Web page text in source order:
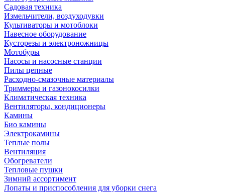
Садовая техника
Измельчители, воздуходувки
Культиваторы и мотоблоки
Навесное оборудование
Кусторезы и электроножницы
Мотобуры
Насосы и насосные станции
Пилы цепные
Расходно-смазочные материалы
Триммеры и газонокосилки
Климатическая техника
Вентиляторы, кондиционеры
Камины
Био камины
Электрокамины
Теплые полы
Вентиляция
Обогреватели
Тепловые пушки
Зимний ассортимент
Лопаты и приспособления для уборки снега